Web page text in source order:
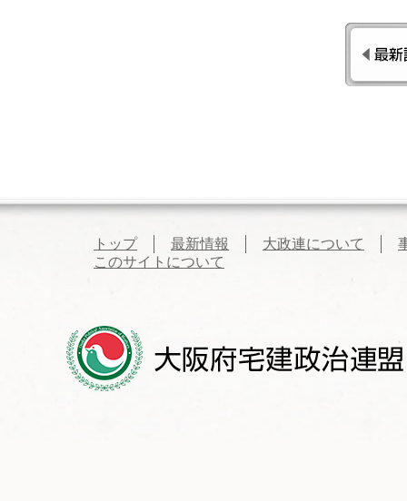
トップ 最新情報 大政連について
このサイトについて